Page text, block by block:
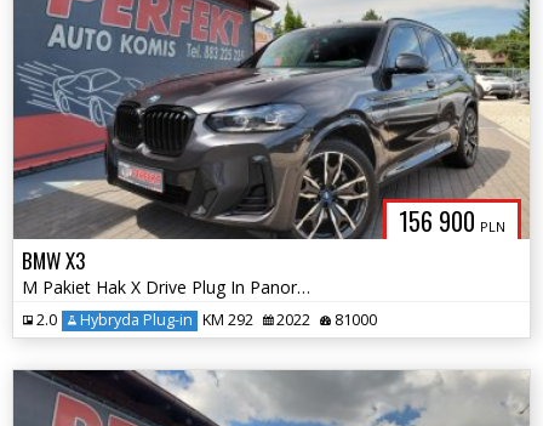
156 900 PLN
BMW X3
M Pakiet Hak X Drive Plug In Panorama
2.0 Hybryda Plug-in KM 292 2022 81000